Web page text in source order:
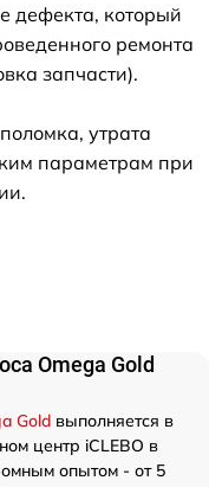
дефекта, который
ремонта
запчасти).
утрата
параметрам при
Omega Gold
Gold выполняется в
центр iCLEBO в
опытом - от 5